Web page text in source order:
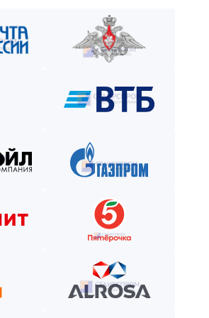
Пошаговая инструкция
на сайте или по телефону.
оплаты из предложенных.
(если требуется).
этапы производства и монтажа.
новой конструкцией!